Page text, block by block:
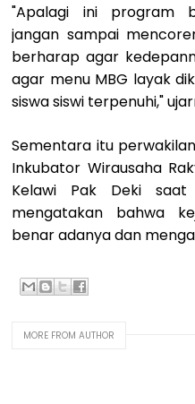
"Apalagi ini program
jangan sampai
berharap agar
agar menu MBG layak
siswa siswi terpenuhi,"
Sementara itu
Inkubator Wirausaha
Kelawi Pak Deki
mengatakan bahwa
benar adanya dan
MORE FROM AUTHOR